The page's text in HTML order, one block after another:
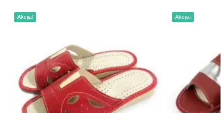
Akcija! Akcija!